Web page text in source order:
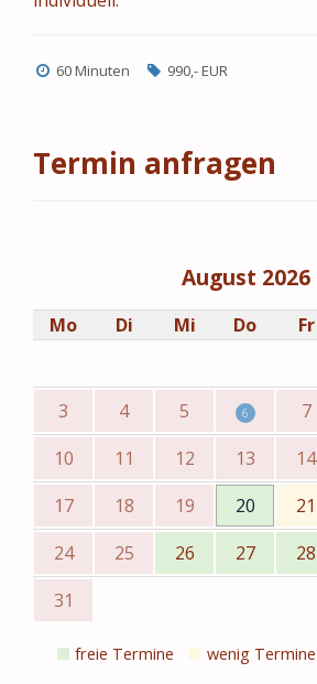
60 Minuten 990,- EUR
Termin anfragen
August 2026
Mo Di Mi Do Fr
3
4 5 6 7
10
11 12 13 14
17
18 19 20 21
24
25 26 27 28
31
freie Termine wenig Termine